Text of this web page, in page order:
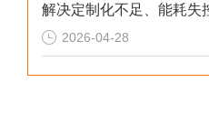
2026-04-28